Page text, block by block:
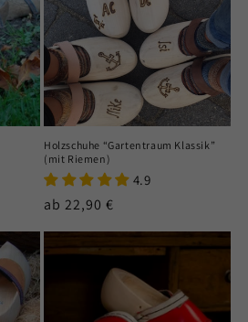
Holzschuhe “Gartentraum Klassik”
(mit Riemen)
4.9
Normaler
ab 22,90 €